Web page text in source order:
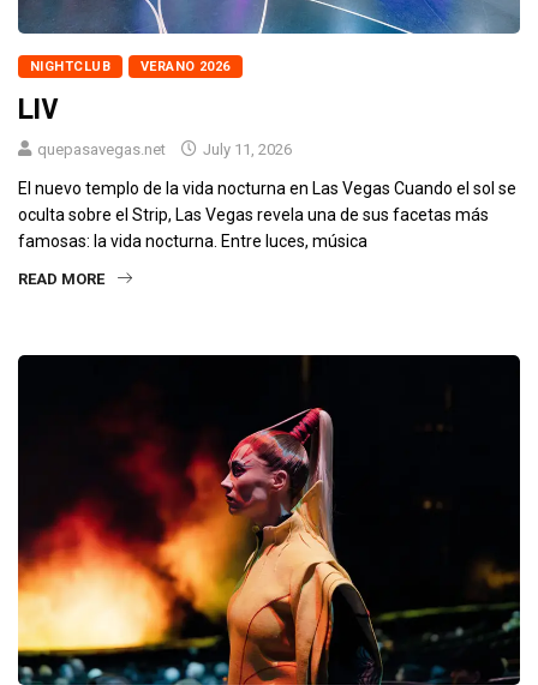
NIGHTCLUB VERANO 2026
LIV
quepasavegas.net July 11, 2026
El nuevo templo de la vida nocturna en Las Vegas Cuando el sol se
oculta sobre el Strip, Las Vegas revela una de sus facetas más
famosas: la vida nocturna. Entre luces, música
READ MORE